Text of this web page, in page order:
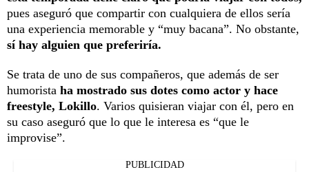
pues aseguró que compartir con cualquiera de ellos sería
una experiencia memorable y “muy bacana”. No obstante,
sí hay alguien que preferiría.
Se trata de uno de sus compañeros, que además de ser
humorista ha mostrado sus dotes como actor y hace
freestyle, Lokillo. Varios quisieran viajar con él, pero en
su caso aseguró que lo que le interesa es “que le
improvise”.
PUBLICIDAD